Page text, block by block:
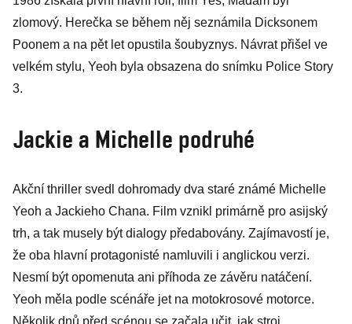
zlomový. Herečka se během něj seznámila Dicksonem
Poonem a na pět let opustila šoubyznys. Návrat přišel ve
velkém stylu, Yeoh byla obsazena do snímku Police Story
3.
Jackie a Michelle podruhé
Akční thriller svedl dohromady dva staré známé Michelle
Yeoh a Jackieho Chana. Film vznikl primárně pro asijský
trh, a tak musely být dialogy předabovány. Zajímavostí je,
že oba hlavní protagonisté namluvili i anglickou verzi.
Nesmí být opomenuta ani příhoda ze závěru natáčení.
Yeoh měla podle scénáře jet na motokrosové motorce.
Několik dnů před scénou se začala učit, jak stroj